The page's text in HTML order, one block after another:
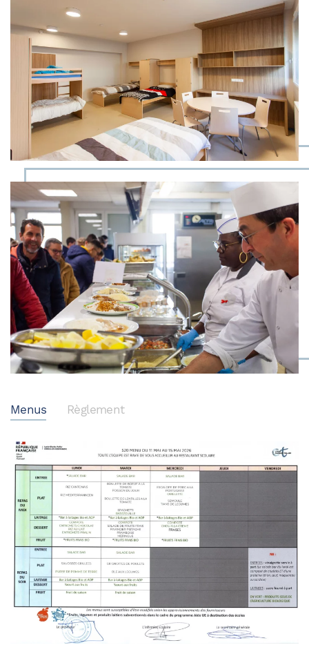
Menus Règlement